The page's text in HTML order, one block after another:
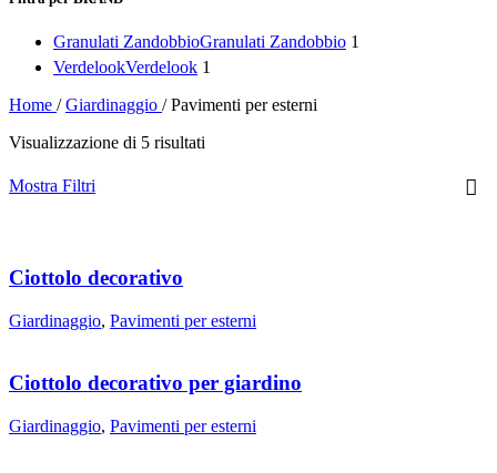
Granulati ZandobbioGranulati Zandobbio 1
VerdelookVerdelook 1
Home / Giardinaggio / Pavimenti per esterni
Visualizzazione di 5 risultati
Mostra Filtri
Ciottolo decorativo
Giardinaggio, Pavimenti per esterni
Ciottolo decorativo per giardino
Giardinaggio, Pavimenti per esterni